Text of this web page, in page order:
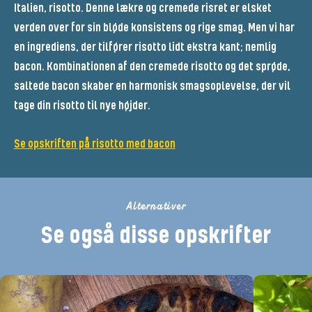
Italien, risotto. Denne lækre og cremede risret er elsket
verden over for sin bløde konsistens og rige smag. Men vi har
en ingrediens, der tilfører risotto lidt ekstra kant; nemlig
bacon. Kombinationen af den cremede risotto og det sprøde,
saltede bacon skaber en harmonisk smagsoplevelse, der vil
tage din risotto til nye højder.
Se opskriften på risotto med bacon
Alternativer
Se også disse opskrifter